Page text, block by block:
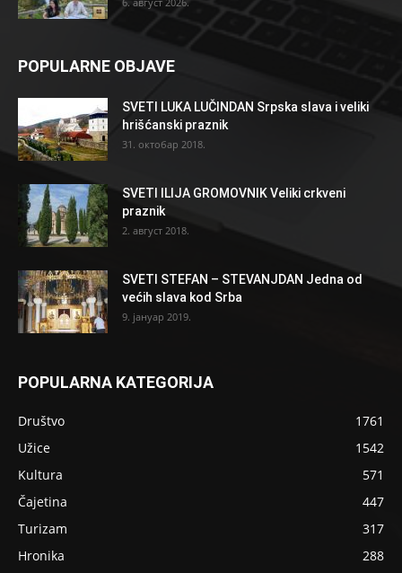
POPULARNE OBJAVE
SVETI LUKA LUČINDAN Srpska slava i veliki
hrišćanski praznik
31. октобар 2018.
SVETI ILIJA GROMOVNIK Veliki crkveni
praznik
2. август 2018.
SVETI STEFAN – STEVANJDAN Jedna od
većih slava kod Srba
9. јануар 2019.
POPULARNA KATEGORIJA
Društvo
1761
Užice
1542
Kultura
571
Čajetina
447
Turizam
317
Hronika
288